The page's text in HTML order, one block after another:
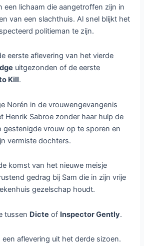
een lichaam die aangetroffen zijn in
van een slachthuis. Al snel blijkt het
politieman te zijn.
eerste aflevering van het vierde
uitgezonden of de eerste
Kill.
Norén in de vrouwengevangenis
Henrik Sabroe zonder haar hulp de
gestenigde vrouw op te sporen en
vermiste dochters.
komst van het nieuwe meisje
gedrag bij Sam die in zijn vrije
gezelschap houdt.
tussen Dicte of Inspector Gently.
een aflevering uit het derde sizoen.